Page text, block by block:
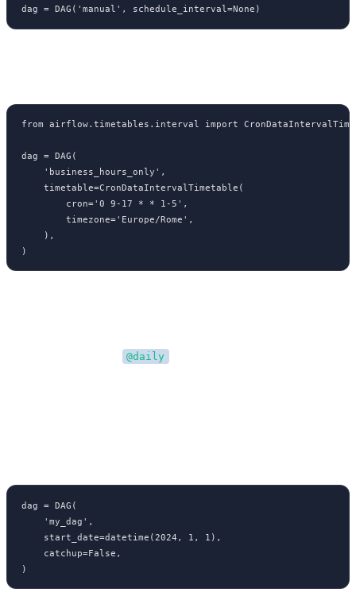
dag = DAG('manual', schedule_interval=None)
from airflow.timetables.interval import
dag = DAG(
    'business_hours_only',
    timetable=CronDataIntervalTimetable(
        cron='0 9-17 * * 1-5',
        timezone='Europe/Rome',
    ),
)
@daily
dag = DAG(
    'my_dag',
    start_date=datetime(2024, 1, 1),
    catchup=False,
)